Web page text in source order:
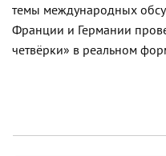
темы международных
Франции и Германии
четвёрки» в реальном